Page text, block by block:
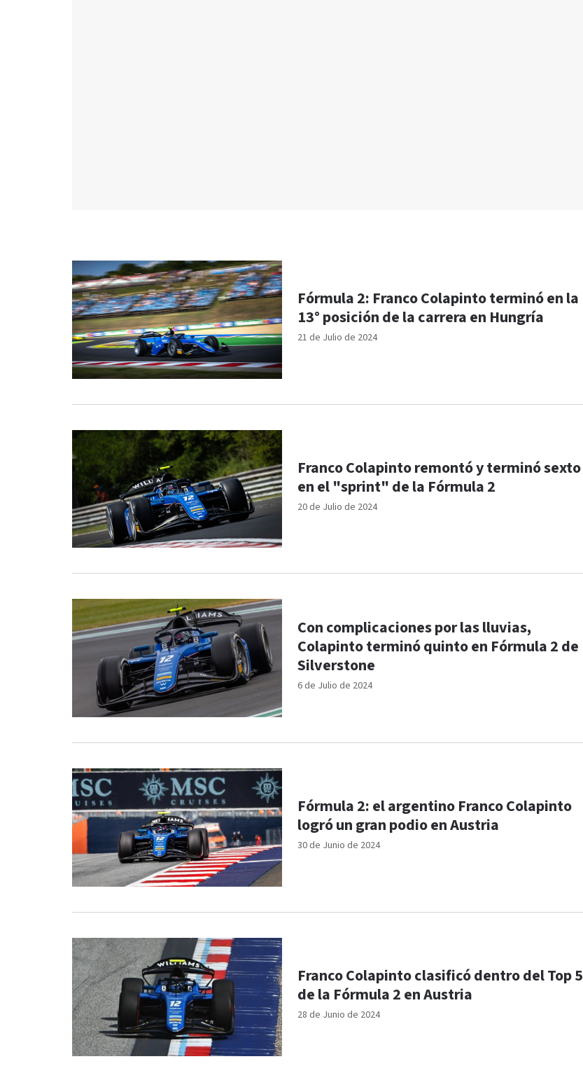
21 de Julio de 2024
Fórmula 2: Franco Colapinto terminó en la
13° posición de la carrera en Hungría
20 de Julio de 2024
Franco Colapinto remontó y terminó sexto
en el "sprint" de la Fórmula 2
6 de Julio de 2024
Con complicaciones por las lluvias,
Colapinto terminó quinto en Fórmula 2 de
Silverstone
30 de Junio de 2024
Fórmula 2: el argentino Franco Colapinto
logró un gran podio en Austria
28 de Junio de 2024
Franco Colapinto clasificó dentro del Top 5
de la Fórmula 2 en Austria